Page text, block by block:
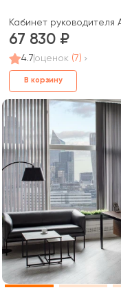
Кабинет
67 830
4.7 оценок (7)
В корзину